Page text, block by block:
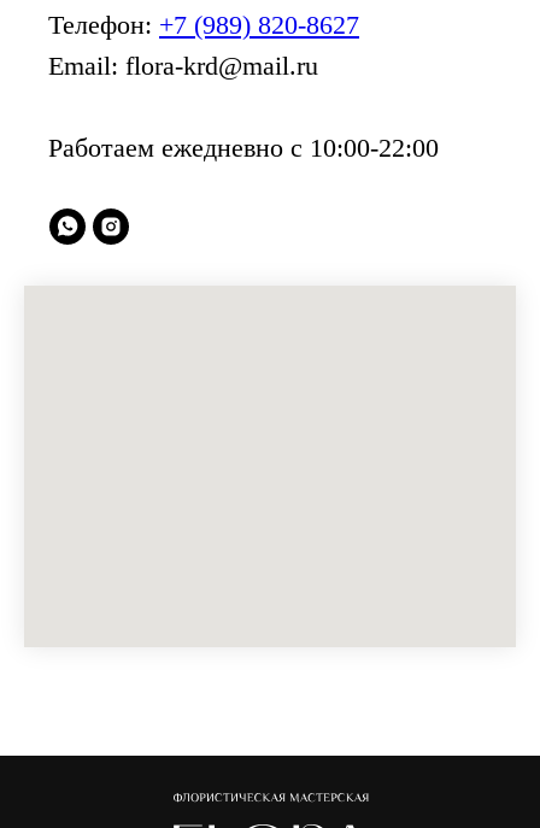
Телефон: +7 (989) 820-8627
Email: flora-krd@mail.ru
Работаем ежедневно с 10:00-22:00